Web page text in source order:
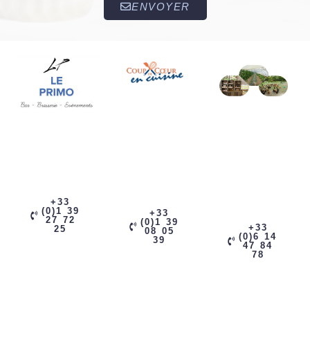
ENVOYER
+33
(0)1 39
27 72
25
+33
(0)1 39
08 05
39
+33
(0)6 14
47 84
78